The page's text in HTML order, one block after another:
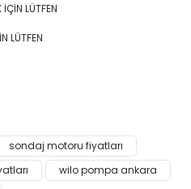
LÜTFEN
LÜTFEN
siz yapın!
açıklamalarında ve diğer
noktaları öneri formunu
ederiz.
sondaj motoru fiyatları
wilo pompa ankara